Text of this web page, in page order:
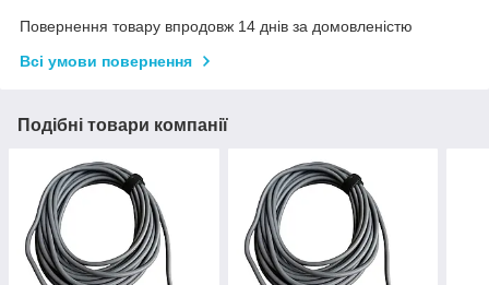
Повернення товару впродовж 14 днів за домовленістю
Всі умови повернення
Подібні товари компанії